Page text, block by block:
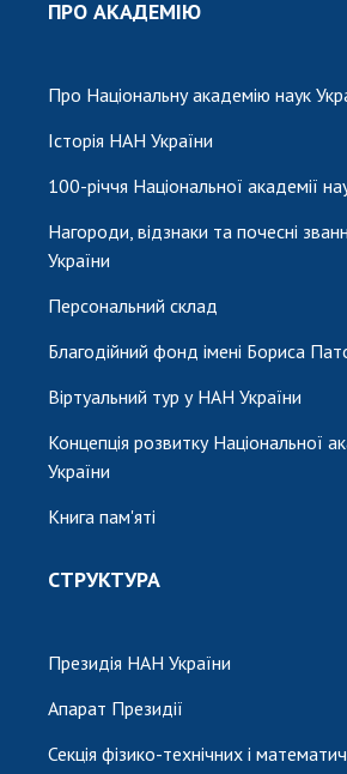
ПРО АКАДЕМІЮ
Про Національну академію наук
Історія НАН України
100-річчя Національної академії
Нагороди, відзнаки та почесні
України
Персональний склад
Благодійний фонд імені Бориса
Віртуальний тур у НАН України
Концепція розвитку Національної
України
Книга пам'яті
СТРУКТУРА
Президія НАН України
Апарат Президії
Секція фізико-технічних і